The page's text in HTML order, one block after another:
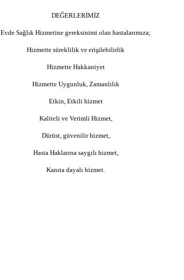
DEĞERLERİMİZ
Evde Sağlık Hizmetine gereksinimi olan hastalarımıza;
Hizmette süreklilik ve erişilebilirlik
Hizmette Hakkaniyet
Hizmette Uygunluk, Zamanlılık
Etkin, Etkili hizmet
Kaliteli ve Verimli Hizmet,
Dürüst, güvenilir hizmet,
Hasta Haklarına saygılı hizmet,
Kanıta dayalı hizmet.